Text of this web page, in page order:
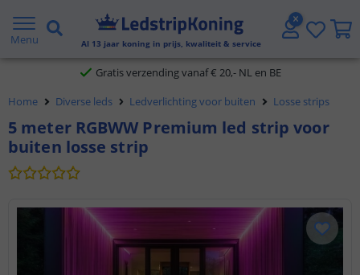
Menu Al 13 jaar koning in prijs, kwaliteit & service
5 jaar garantie
Gratis verzending vanaf € 20,- NL en BE
Klantbeoordeling 9.1
Voor 23:45 uur besteld,
Home Diverse leds Ledverlichting voor buiten Losse strips
5 meter RGBWW Premium led strip voor
buiten losse strip